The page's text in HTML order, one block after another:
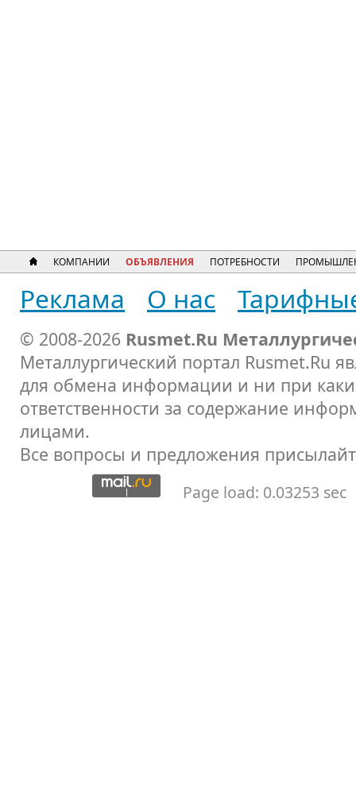
КОМПАНИИ ОБЪЯВЛЕНИЯ ПОТРЕБНОСТИ
Реклама О нас
© 2008-2026 Rusmet.Ru
Металлургический портал Rusmet.Ru
для обмена информации и ни при
ответственности за содержание
лицами.
Все вопросы и предложения
Page load: 0.03253 sec